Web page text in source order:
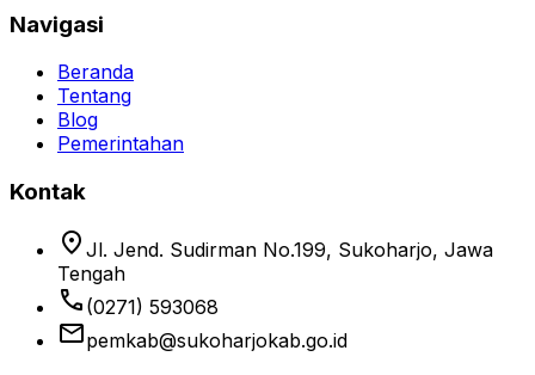
Navigasi
Beranda
Tentang
Blog
Pemerintahan
Kontak
location_on Jl. Jend. Sudirman No.199, Sukoharjo, Jawa
Tengah
phone (0271) 593068
emailpemkab@sukoharjokab.go.id